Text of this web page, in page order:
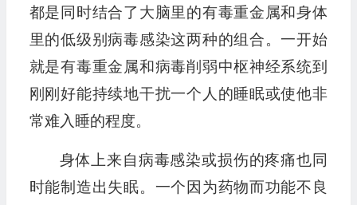
都是同时结合了大脑里的有毒重金属和身体
里的低级别病毒感染这两种的组合。一开始
就是有毒重金属和病毒削弱中枢神经系统到
刚刚好能持续地干扰一个人的睡眠或使他非
常难入睡的程度。
身体上来自病毒感染或损伤的疼痛也同
时能制造出失眠。一个因为药物而功能不良